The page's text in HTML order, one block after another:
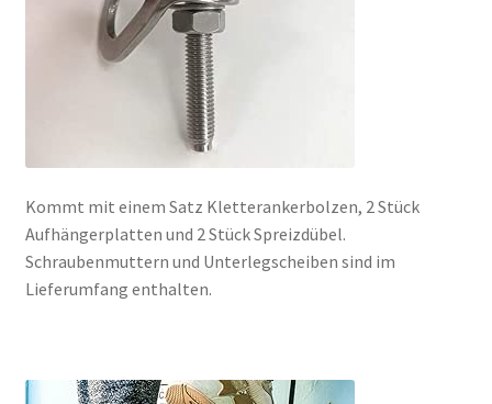
Kommt mit einem Satz Kletterankerbolzen, 2 Stück
Aufhängerplatten und 2 Stück Spreizdübel.
Schraubenmuttern und Unterlegscheiben sind im
Lieferumfang enthalten.